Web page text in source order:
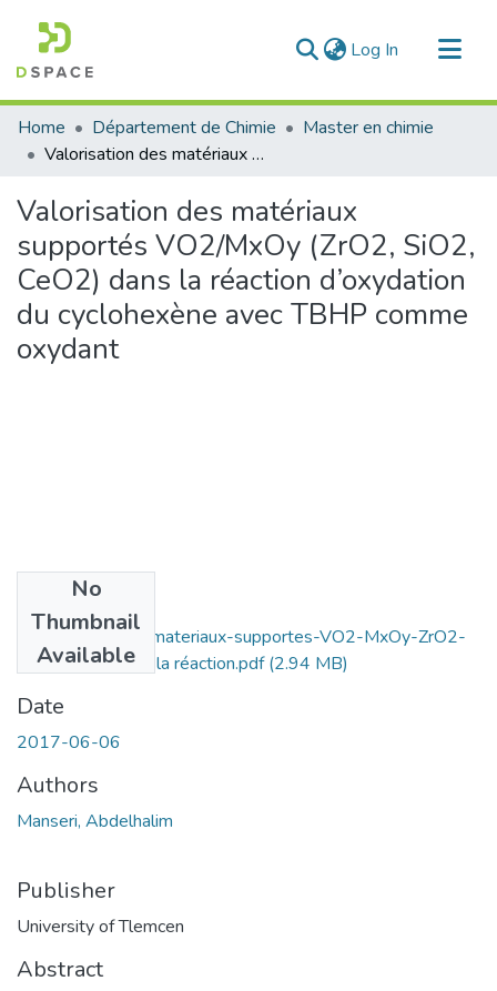
Log In (current)
Communities & Collections
All of DSpace
Home Département de Chimie
Master en chimie
Valorisation des matériaux supportés VO2/MxOy (ZrO2, SiO2, CeO2) dans la réaction d’oxydation du cyclohexène avec TBHP comme oxydant
Valorisation des matériaux
supportés VO2/MxOy (ZrO2, SiO2,
CeO2) dans la réaction d’oxydation
du cyclohexène avec TBHP comme
oxydant
No
Thumbnail
Available
Valorisation-des-materiaux-supportes-VO2-MxOy-ZrO2-
SiO2-CeO2-dans la réaction.pdf(2.94 MB)
Date
2017-06-06
Authors
Manseri, Abdelhalim
Publisher
University of Tlemcen
Abstract